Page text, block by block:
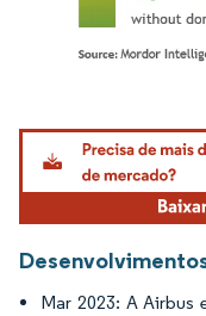
Imagem © Mordor
Mar 2023: A Airbus